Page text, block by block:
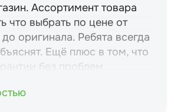
Ассортимент товара
что выбрать по цене от
оригинала. Ребята всегда
Ещё плюс в том, что
без проблем.